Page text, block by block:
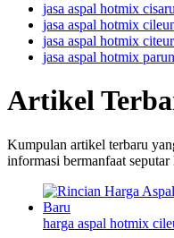
jasa aspal hotmix
jasa aspal hotmix
jasa aspal hotmix
jasa aspal hotmix
Artikel
Kumpulan artikel terbaru
informasi bermanfaat
harga aspal hotmix